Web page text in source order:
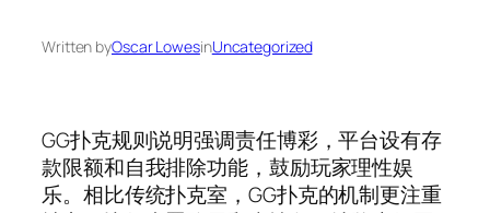
Written byOscar LowesinUncategorized
GG扑克规则说明强调责任博彩，平台设有存
款限额和自我排除功能，鼓励玩家理性娱
乐。相比传统扑克室，GG扑克的机制更注重